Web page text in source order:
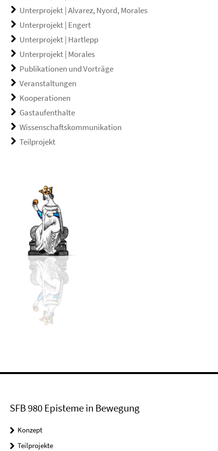
Unterprojekt | Alvarez, Nyord, Morales
Unterprojekt | Engert
Unterprojekt | Hartlepp
Unterprojekt | Morales
Publikationen und Vorträge
Veranstaltungen
Kooperationen
Gastaufenthalte
Wissenschaftskommunikation
Teilprojekt
SFB 980 Episteme in Bewegung
Konzept
Teilprojekte